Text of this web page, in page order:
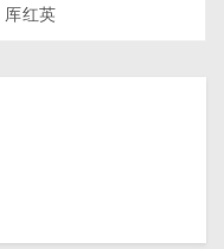
厍红英